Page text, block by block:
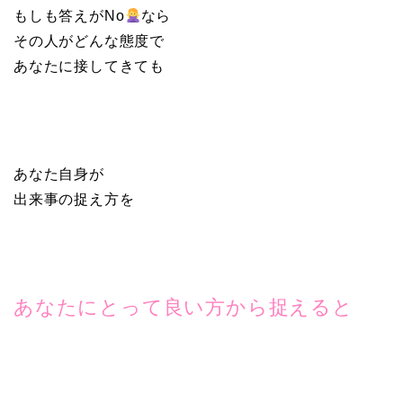
もしも答えがNo
なら
その人がどんな態度で
あなたに接してきても
あなた自身が
出来事の捉え方を
あなたにとって良い方から捉えると